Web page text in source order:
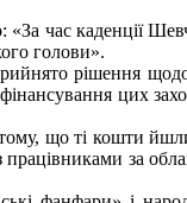
час каденції
голови».
рішення
цих
що ті кошти
за